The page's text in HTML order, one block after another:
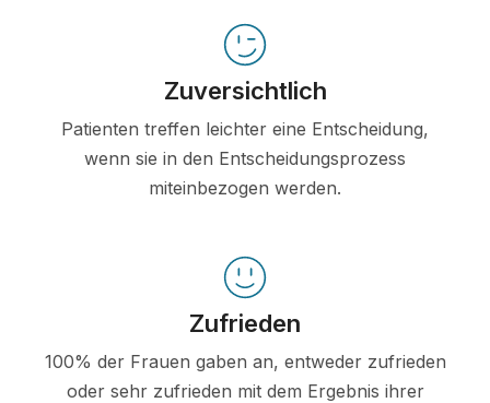
Zuversichtlich
Patienten treffen leichter eine Entscheidung,
wenn sie in den Entscheidungsprozess
miteinbezogen werden.
Zufrieden
100% der Frauen gaben an, entweder zufrieden
oder sehr zufrieden mit dem Ergebnis ihrer